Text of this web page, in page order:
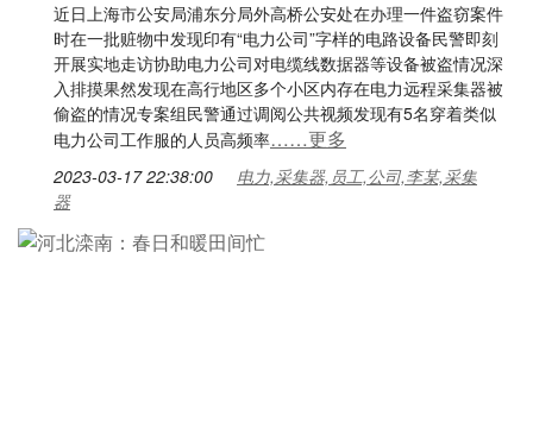
近日上海市公安局浦东分局外高桥公安处在办理一件盗窃案件
时在一批赃物中发现印有“电力公司”字样的电路设备民警即刻
开展实地走访协助电力公司对电缆线数据器等设备被盗情况深
入排摸果然发现在高行地区多个小区内存在电力远程采集器被
偷盗的情况专案组民警通过调阅公共视频发现有5名穿着类似
电力公司工作服的人员高频率……更多
2023-03-17 22:38:00
电力,采集器,员工,公司,李某,采集
器